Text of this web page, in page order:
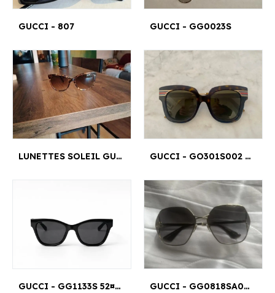
GUCCI - 807 GUCCI - GG0023S
LUNETTES SOLEIL GUCCI - GG 3751/S 56¤18MM GUCCI - GO301S002 51¤21
GUCCI - GG1133S 52¤18 GUCCI - GG0818SA005 63¤17